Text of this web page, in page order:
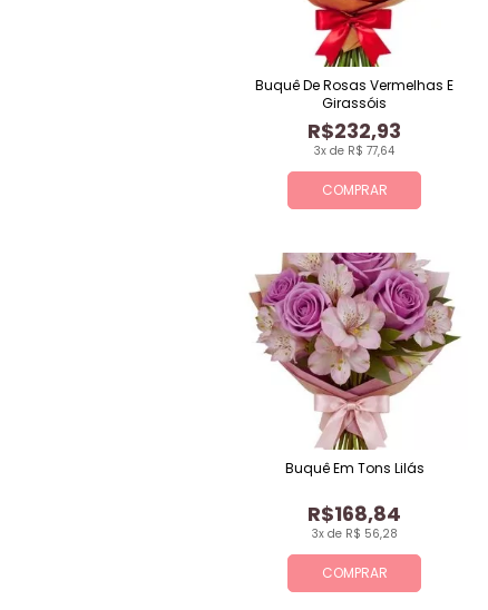
COMPRAR
3x de R$ 77,64
R$232,93
Buquê De Rosas Vermelhas E
Girassóis
COMPRAR
3x de R$ 56,28
R$168,84
Buquê Em Tons Lilás